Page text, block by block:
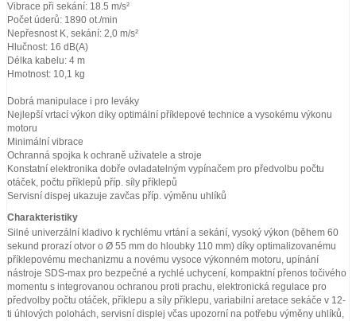
Vibrace při sekání: 18.5 m/s²
Počet úderů: 1890 ot./min
Nepřesnost K, sekání: 2,0 m/s²
Hlučnost: 16 dB(A)
Délka kabelu: 4 m
Hmotnost: 10,1 kg
Dobrá manipulace i pro leváky
Nejlepší vrtací výkon díky optimální příklepové technice a vysokému výkonu
motoru
Minimální vibrace
Ochranná spojka k ochraně uživatele a stroje
Konstatní elektronika dobře ovladatelným vypínačem pro předvolbu počtu
otáček, počtu příklepů příp. síly příklepů
Servisní dispej ukazuje zavčas příp. výměnu uhlíků
Charakteristiky
Silné univerzální kladivo k rychlému vrtání a sekání, vysoký výkon (během 60
sekund prorazí otvor o Ø 55 mm do hloubky 110 mm) díky optimalizovanému
příklepovému mechanizmu a novému vysoce výkonném motoru, upínání
nástroje SDS-max pro bezpečné a rychlé uchycení, kompaktní přenos točivého
momentu s integrovanou ochranou proti prachu, elektronická regulace pro
předvolby počtu otáček, příklepu a síly příklepu, variabilní aretace sekáče v 12-
ti úhlových polohách, servisní displej včas upozorní na potřebu výměny uhlíků,